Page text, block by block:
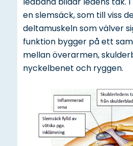
en slemsäck, som till viss
deltamuskeln som välver
funktion bygger på ett
mellan överarmen,
nyckelbenet och ryggen.